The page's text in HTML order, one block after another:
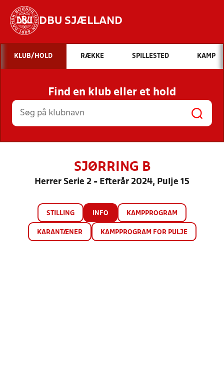
DBU SJÆLLAND
Hvad vil du søge efter?
INDHOLD OG NYHEDER
STILLINGER, RESULTATER, KLUBBER OG
HOLD
KLUB/HOLD RÆKKE SPILLESTED KAMP
Find en klub eller et hold
SJØRRING B
Herrer Serie 2 - Efterår 2024, Pulje 15
STILLING INFO KAMPPROGRAM
KARANTÆNER KAMPPROGRAM FOR PULJE